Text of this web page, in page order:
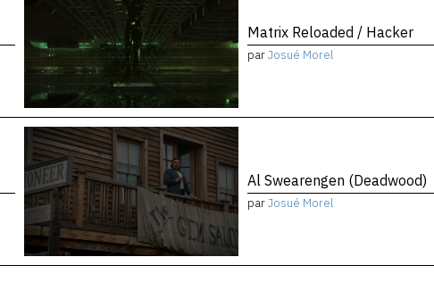
Matrix Reloaded / Hacker
parJosué Morel
Al Swearengen (Deadwood)
parJosué Morel